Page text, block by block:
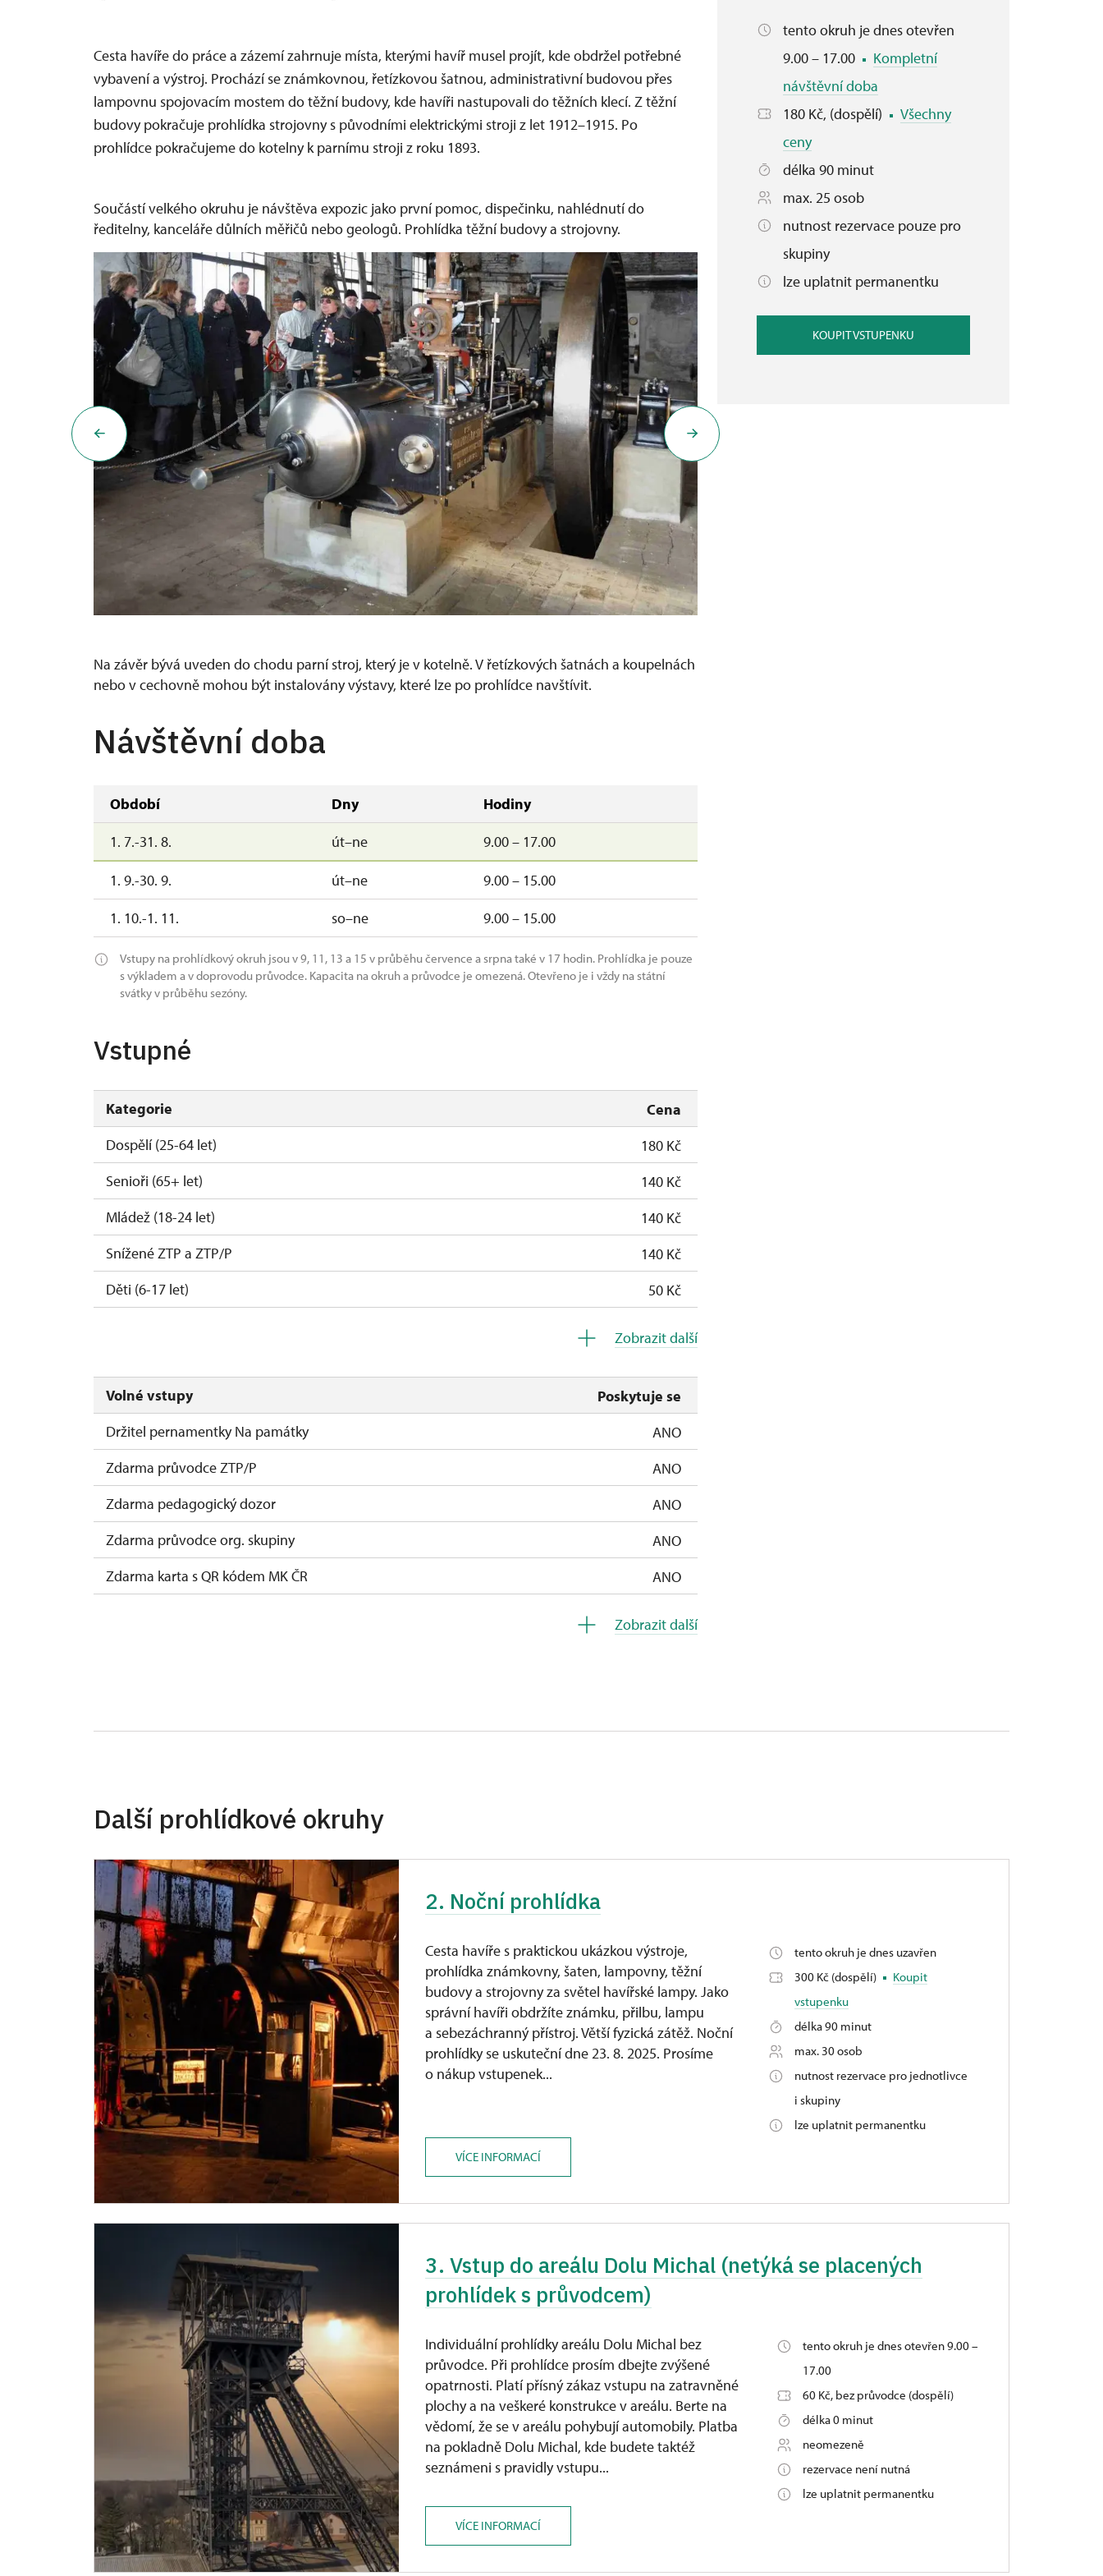
Cesta havíře do práce a zázemí zahrnuje místa, kterými havíř musel projít, kde obdržel potřebné
vybavení a výstroj. Prochází se známkovnou, řetízkovou šatnou, administrativní budovou přes
lampovnu spojovacím mostem do těžní budovy, kde havíři nastupovali do těžních klecí. Z těžní
budovy pokračuje prohlídka strojovny s původními elektrickými stroji z let 1912–1915. Po
prohlídce pokračujeme do kotelny k parnímu stroji z roku 1893.
Součástí velkého okruhu je návštěva expozic jako první pomoc, dispečinku, nahlédnutí do
ředitelny, kanceláře důlních měřičů nebo geologů. Prohlídka těžní budovy a strojovny.
Na závěr bývá uveden do chodu parní stroj, který je v kotelně. V řetízkových šatnách a koupelnách
nebo v cechovně mohou být instalovány výstavy, které lze po prohlídce navštívit.
Návštěvní doba
Období Dny
Hodiny
1. 7.-31. 8.
út–ne 9.00 – 17.00
1. 9.-30. 9. út–ne
9.00 – 15.00
1. 10.-1. 11.
so–ne 9.00 – 15.00
Vstupy na prohlídkový okruh jsou v 9, 11, 13 a 15 v průběhu července a srpna také v 17 hodin. Prohlídka je pouze
s výkladem a v doprovodu průvodce. Kapacita na okruh a průvodce je omezená. Otevřeno je i vždy na státní
svátky v průběhu sezóny.
Vstupné
Kategorie
Cena
Dospělí (25-64 let)
180 Kč
Senioři (65+ let)
140 Kč
Mládež (18-24 let)
140 Kč
Snížené ZTP a ZTP/P
140 Kč
Děti (6-17 let)
50 Kč
Zobrazit další
Volné vstupy
Poskytuje se
Držitel pernamentky Na památky
ANO
Zdarma průvodce ZTP/P
ANO
Zdarma pedagogický dozor
ANO
Zdarma průvodce org. skupiny
ANO
Zdarma karta s QR kódem MK ČR
ANO
Zobrazit další
tento okruh je dnes otevřen
9.00 – 17.00
Kompletní
návštěvní doba
180 Kč, (dospělí)
Všechny
ceny
délka 90 minut
max. 25 osob
nutnost rezervace pouze pro
skupiny
lze uplatnit permanentku
KOUPIT VSTUPENKU
Další prohlídkové okruhy
2. Noční prohlídka
Cesta havíře s praktickou ukázkou výstroje,
prohlídka známkovny, šaten, lampovny, těžní
budovy a strojovny za světel havířské lampy. Jako
správní havíři obdržíte známku, přilbu, lampu
a sebezáchranný přístroj. Větší fyzická zátěž. Noční
prohlídky se uskuteční dne 23. 8. 2025. Prosíme
o nákup vstupenek...
tento okruh je dnes uzavřen
300 Kč (dospělí)
Koupit
vstupenku
délka 90 minut
max. 30 osob
nutnost rezervace pro jednotlivce
i skupiny
lze uplatnit permanentku
VÍCE INFORMACÍ
3. Vstup do areálu Dolu Michal (netýká se placených
prohlídek s průvodcem)
Individuální prohlídky areálu Dolu Michal bez
průvodce. Při prohlídce prosím dbejte zvýšené
opatrnosti. Platí přísný zákaz vstupu na zatravněné
plochy a na veškeré konstrukce v areálu. Berte na
vědomí, že se v areálu pohybují automobily. Platba
na pokladně Dolu Michal, kde budete taktéž
seznámeni s pravidly vstupu...
tento okruh je dnes otevřen 9.00 –
17.00
60 Kč, bez průvodce (dospělí)
délka 0 minut
neomezeně
rezervace není nutná
lze uplatnit permanentku
VÍCE INFORMACÍ